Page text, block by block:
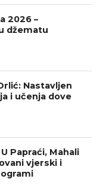
2026 –
džematu
Nastavljen
i učenja dove
Papraći, Mahali
vjerski i